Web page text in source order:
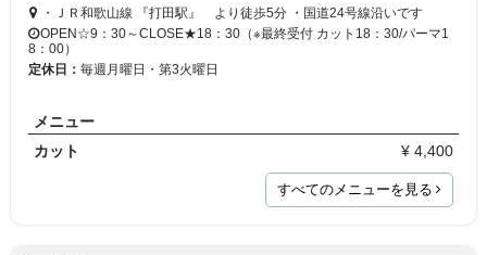
・ＪＲ和歌山線 『打田駅』 より徒歩5分 ・国道24号線沿いです
OPEN☆9：30～CLOSE★18：30（※最終受付 カット18：30/パーマ1
8：00）
定休日： 毎週月曜日・第3火曜日
メニュー
カット
¥ 4,400
すべてのメニューを見る